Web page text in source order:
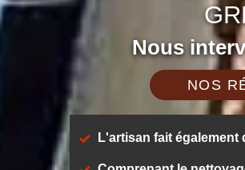
Nous
NOS
L'artisan fait